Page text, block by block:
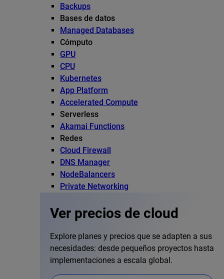
Backups
Bases de datos
Managed Databases
Cómputo
GPU
CPU
Kubernetes
App Platform
Accelerated Compute
Serverless
Akamai Functions
Redes
Cloud Firewall
DNS Manager
NodeBalancers
Private Networking
Ver precios de cloud
Explore planes y precios que se adapten a sus
necesidades: desde pequeños proyectos hasta
implementaciones a escala global.